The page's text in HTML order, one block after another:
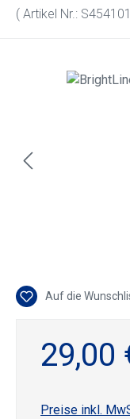
( Artikel Nr.:
Bildergalerie
Auf die
29,00
Preise inkl.